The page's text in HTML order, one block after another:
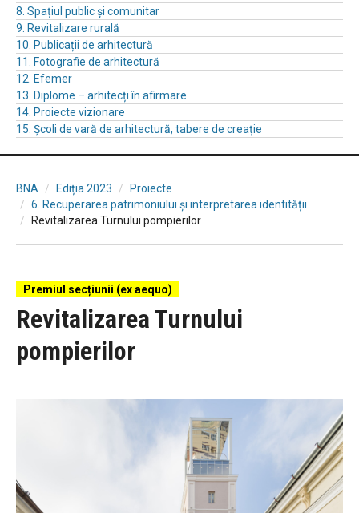
8. Spațiul public și comunitar
9. Revitalizare rurală
10. Publicații de arhitectură
11. Fotografie de arhitectură
12. Efemer
13. Diplome – arhitecți în afirmare
14. Proiecte vizionare
15. Școli de vară de arhitectură, tabere de creație
BNA Ediția 2023
Proiecte
6. Recuperarea patrimoniului și interpretarea identității
Revitalizarea Turnului pompierilor
Premiul secțiunii (ex aequo)
Revitalizarea Turnului
pompierilor